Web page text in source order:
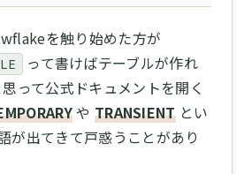
を触り始めた方が
って書けばテーブルが作れ
って公式ドキュメントを開く
や TRANSIENTとい
が出てきて戸惑うことがあり